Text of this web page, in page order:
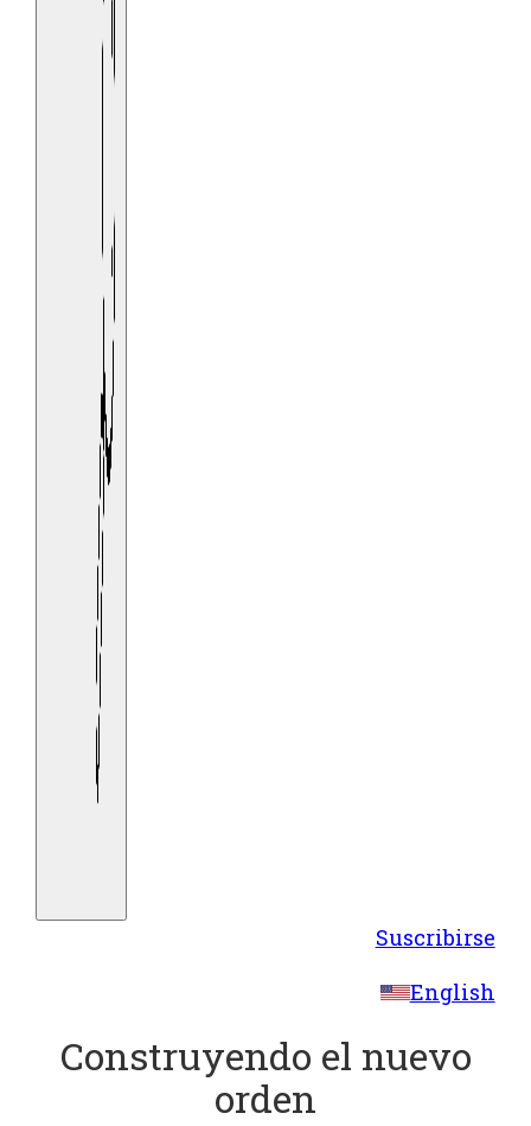
Suscribirse
English
Construyendo el nuevo
orden